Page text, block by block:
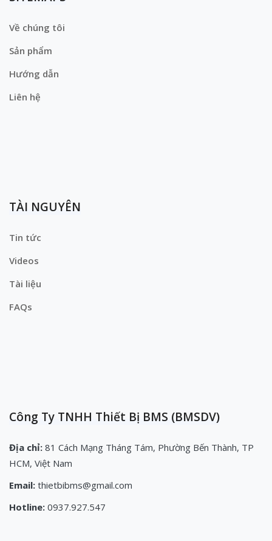
Về chúng tôi
Sản phẩm
Hướng dẫn
Liên hệ
TÀI NGUYÊN
Tin tức
Videos
Tài liệu
FAQs
Công Ty TNHH Thiết Bị BMS (BMSDV)
Địa chỉ: 81 Cách Mạng Tháng Tám, Phường Bến Thành, TP
HCM, Việt Nam
Email: thietbibms@gmail.com
Hotline: 0937.927.547